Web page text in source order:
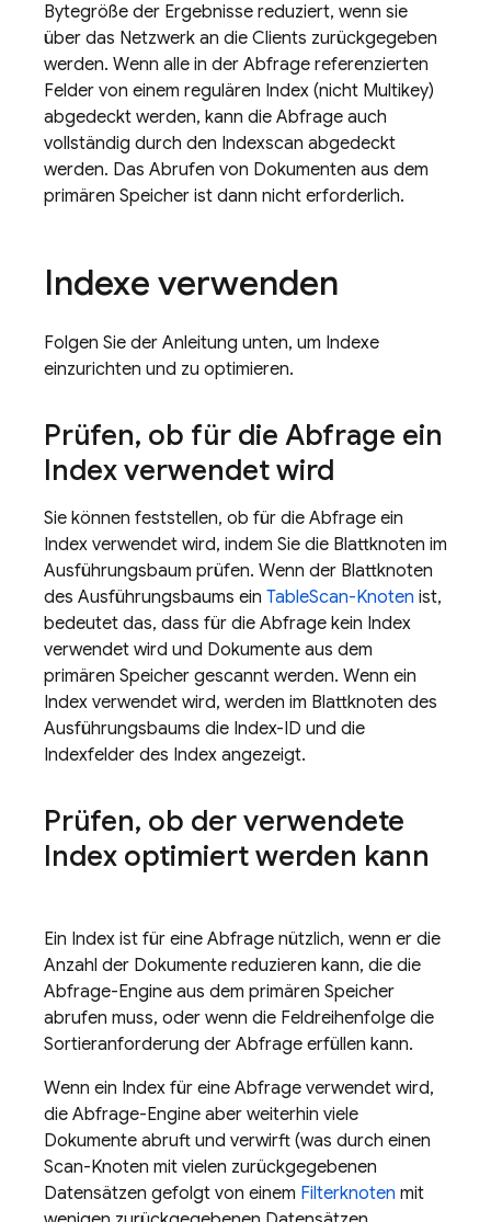
Bytegröße der Ergebnisse reduziert, wenn sie
über das Netzwerk an die Clients zurückgegeben
werden. Wenn alle in der Abfrage referenzierten
Felder von einem regulären Index (nicht Multikey)
abgedeckt werden, kann die Abfrage auch
vollständig durch den Indexscan abgedeckt
werden. Das Abrufen von Dokumenten aus dem
primären Speicher ist dann nicht erforderlich.
Indexe verwenden
Folgen Sie der Anleitung unten, um Indexe
einzurichten und zu optimieren.
Prüfen, ob für die Abfrage ein
Index verwendet wird
Sie können feststellen, ob für die Abfrage ein
Index verwendet wird, indem Sie die Blattknoten im
Ausführungsbaum prüfen. Wenn der Blattknoten
des Ausführungsbaums ein TableScan-Knoten ist,
bedeutet das, dass für die Abfrage kein Index
verwendet wird und Dokumente aus dem
primären Speicher gescannt werden. Wenn ein
Index verwendet wird, werden im Blattknoten des
Ausführungsbaums die Index-ID und die
Indexfelder des Index angezeigt.
Prüfen, ob der verwendete
Index optimiert werden kann
Ein Index ist für eine Abfrage nützlich, wenn er die
Anzahl der Dokumente reduzieren kann, die die
Abfrage-Engine aus dem primären Speicher
abrufen muss, oder wenn die Feldreihenfolge die
Sortieranforderung der Abfrage erfüllen kann.
Wenn ein Index für eine Abfrage verwendet wird,
die Abfrage-Engine aber weiterhin viele
Dokumente abruft und verwirft (was durch einen
Scan-Knoten mit vielen zurückgegebenen
Datensätzen gefolgt von einem Filterknoten mit